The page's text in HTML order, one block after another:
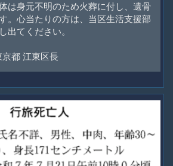
は身元不明のため火葬に付し、遺骨
。心当たりの方は、当区生活支援部
出てください。
都 江東区長